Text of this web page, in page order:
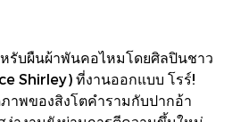
รับผืนผ้าพันคอไหมโดยศิลปินชาว
Shirley) ที่งานออกแบบ โรร์!
าพของสิงโตคำรามกับปากอ้า